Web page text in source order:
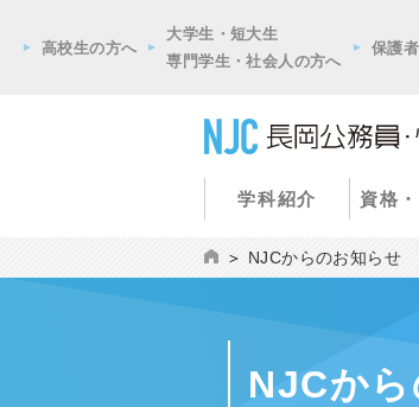
高校生の方へ
大学生・短大生
専門学生・社会人の方へ
保護
学科紹介 資格
NJCからのお知らせ
NJCか